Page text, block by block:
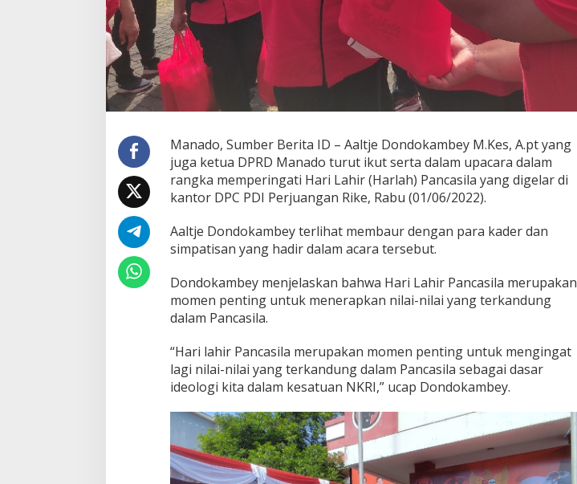
a
D
s
a
r
I
d
o
l
o
i
K
i
a
D
a
l
m
K
e
s
a
Manado, Sumber Berita ID – Aaltje Dondokambey M.Kes, A.pt yang
juga ketua DPRD Manado turut ikut serta dalam upacara dalam
rangka memperingati Hari Lahir (Harlah) Pancasila yang digelar di
kantor DPC PDI Perjuangan Rike, Rabu (01/06/2022).
Aaltje Dondokambey terlihat membaur dengan para kader dan
simpatisan yang hadir dalam acara tersebut.
Dondokambey menjelaskan bahwa Hari Lahir Pancasila merupakan
momen penting untuk menerapkan nilai-nilai yang terkandung
dalam Pancasila.
“Hari lahir Pancasila merupakan momen penting untuk mengingat
lagi nilai-nilai yang terkandung dalam Pancasila sebagai dasar
ideologi kita dalam kesatuan NKRI,” ucap Dondokambey.